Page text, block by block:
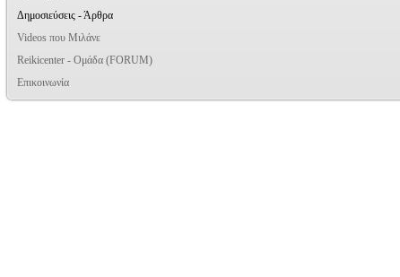
Δημοσιεύσεις - Άρθρα
Videos που Μιλάνε
Reikicenter - Ομάδα (FORUM)
Επικοινωνία